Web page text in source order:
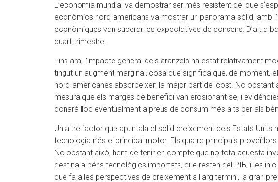
L’economia mundial va demostrar ser més resistent del que
econòmics nord-americans va mostrar un panorama sòlid, amb
econòmiques van superar les expectatives de consens. D’altra
quart trimestre.
Fins ara, l’impacte general dels aranzels ha estat relativament
tingut un augment marginal, cosa que significa que, de moment,
nord-americanes absorbeixen la major part del cost. No
mesura que els marges de benefici van erosionant-se, i
donarà lloc eventualment a preus de consum més alts per als
Un altre factor que apuntala el sòlid creixement dels Estats
tecnologia n’és el principal motor. Els quatre principals
No obstant això, hem de tenir en compte que no tota aquesta
destina a béns tecnològics importats, que resten del PIB, i les
que fa a les perspectives de creixement a llarg termini, la gran